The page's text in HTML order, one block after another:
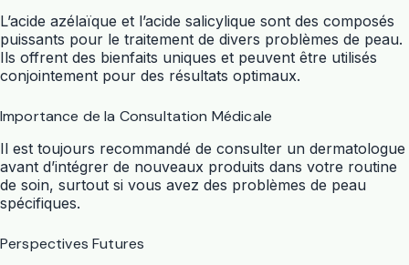
L’acide azélaïque et l’acide salicylique sont des composés
puissants pour le traitement de divers problèmes de peau.
Ils offrent des bienfaits uniques et peuvent être utilisés
conjointement pour des résultats optimaux.
Importance de la Consultation Médicale
Il est toujours recommandé de consulter un dermatologue
avant d’intégrer de nouveaux produits dans votre routine
de soin, surtout si vous avez des problèmes de peau
spécifiques.
Perspectives Futures